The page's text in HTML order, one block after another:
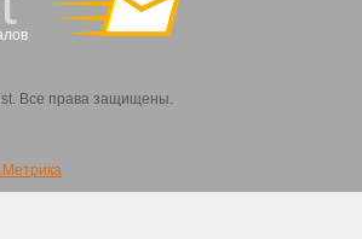
Все права защищены.